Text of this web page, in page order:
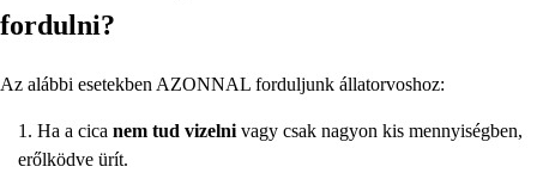
fordulni?
Az alábbi esetekben AZONNAL forduljunk állatorvoshoz:
Ha a cica nem tud vizelni vagy csak nagyon kis mennyiségben,
erőlködve ürít.